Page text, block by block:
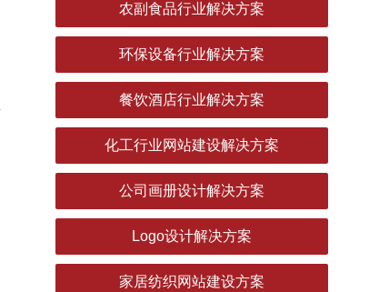
农副食品行业解决方案
环保设备行业解决方案
餐饮酒店行业解决方案
化工行业网站建设解决方案
公司画册设计解决方案
Logo设计解决方案
家居纺织网站建设方案